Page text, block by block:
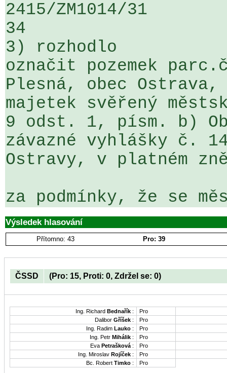
2415/ZM1014/31
34
3) rozhodlo
označit pozemek
Plesná, obec
majetek svěřený
9 odst. 1, písm. b)
závazné vyhlášky č.
Ostravy, v platném
za podmínky, že se
Výsledek hlasování
Přítomno: 43 Pro: 39
ČSSD (Pro: 15, Proti: 0, Zdržel se: 0)
Ing. Richard Bednařík :
Pro
Dalibor Gříšek :
Pro
Ing. Radim Lauko :
Pro
Ing. Petr Mihálik :
Pro
Eva Petrašková :
Pro
Ing. Miroslav Rojíček :
Pro
Bc. Robert Timko : Pro